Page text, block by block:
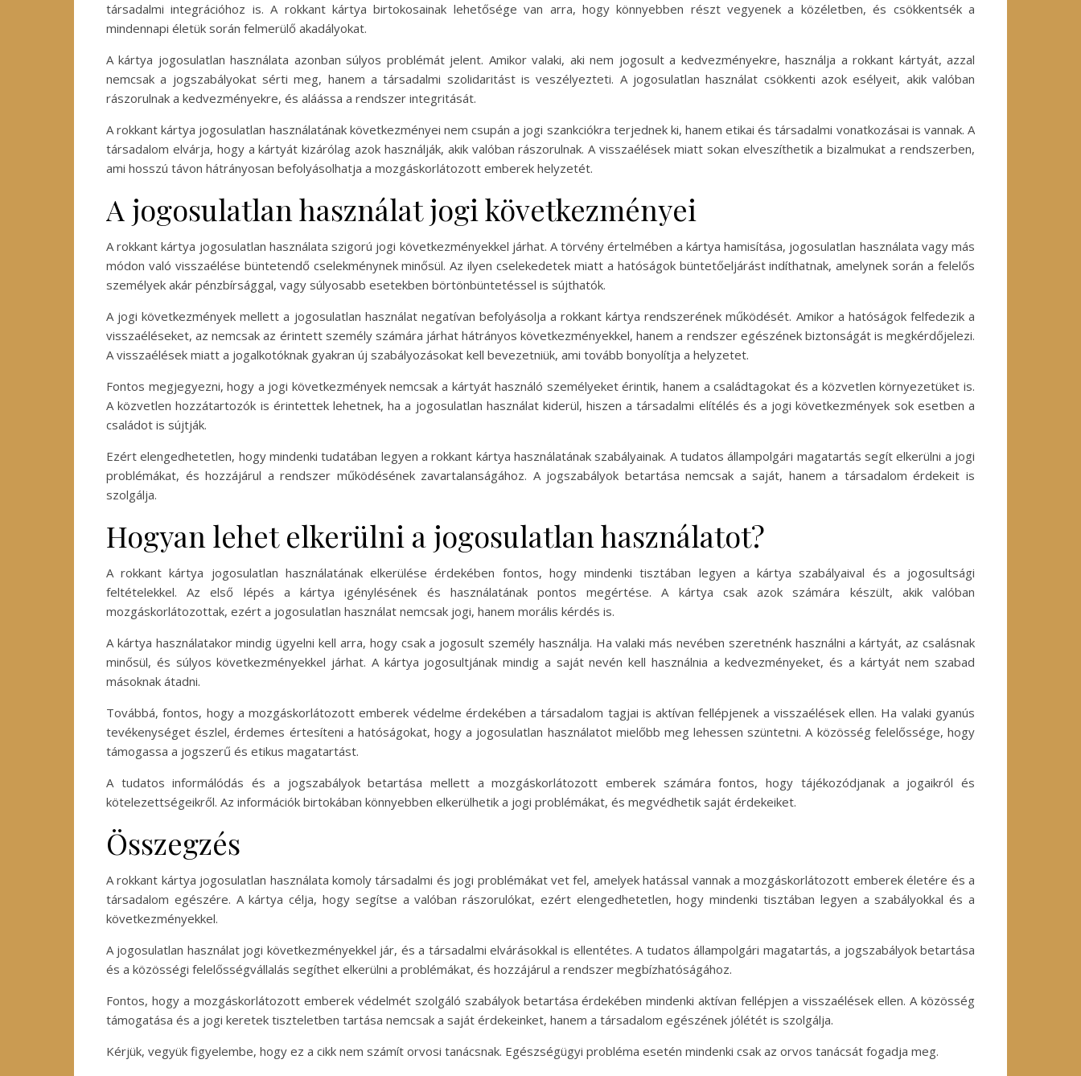
társadalmi integrációhoz is. A rokkant kártya birtokosainak lehetősége van arra, hogy könnyebben részt vegyenek a közéletben, és csökkentsék a
mindennapi életük során felmerülő akadályokat.
A kártya jogosulatlan használata azonban súlyos problémát jelent. Amikor valaki, aki nem jogosult a kedvezményekre, használja a rokkant kártyát, azzal
nemcsak a jogszabályokat sérti meg, hanem a társadalmi szolidaritást is veszélyezteti. A jogosulatlan használat csökkenti azok esélyeit, akik valóban
rászorulnak a kedvezményekre, és aláássa a rendszer integritását.
A rokkant kártya jogosulatlan használatának következményei nem csupán a jogi szankciókra terjednek ki, hanem etikai és társadalmi vonatkozásai is vannak. A
társadalom elvárja, hogy a kártyát kizárólag azok használják, akik valóban rászorulnak. A visszaélések miatt sokan elveszíthetik a bizalmukat a rendszerben,
ami hosszú távon hátrányosan befolyásolhatja a mozgáskorlátozott emberek helyzetét.
A jogosulatlan használat jogi következményei
A rokkant kártya jogosulatlan használata szigorú jogi következményekkel járhat. A törvény értelmében a kártya hamisítása, jogosulatlan használata vagy más
módon való visszaélése büntetendő cselekménynek minősül. Az ilyen cselekedetek miatt a hatóságok büntetőeljárást indíthatnak, amelynek során a felelős
személyek akár pénzbírsággal, vagy súlyosabb esetekben börtönbüntetéssel is sújthatók.
A jogi következmények mellett a jogosulatlan használat negatívan befolyásolja a rokkant kártya rendszerének működését. Amikor a hatóságok felfedezik a
visszaéléseket, az nemcsak az érintett személy számára járhat hátrányos következményekkel, hanem a rendszer egészének biztonságát is megkérdőjelezi.
A visszaélések miatt a jogalkotóknak gyakran új szabályozásokat kell bevezetniük, ami tovább bonyolítja a helyzetet.
Fontos megjegyezni, hogy a jogi következmények nemcsak a kártyát használó személyeket érintik, hanem a családtagokat és a közvetlen környezetüket is.
A közvetlen hozzátartozók is érintettek lehetnek, ha a jogosulatlan használat kiderül, hiszen a társadalmi elítélés és a jogi következmények sok esetben a
családot is sújtják.
Ezért elengedhetetlen, hogy mindenki tudatában legyen a rokkant kártya használatának szabályainak. A tudatos állampolgári magatartás segít elkerülni a jogi
problémákat, és hozzájárul a rendszer működésének zavartalanságához. A jogszabályok betartása nemcsak a saját, hanem a társadalom érdekeit is
szolgálja.
Hogyan lehet elkerülni a jogosulatlan használatot?
A rokkant kártya jogosulatlan használatának elkerülése érdekében fontos, hogy mindenki tisztában legyen a kártya szabályaival és a jogosultsági
feltételekkel. Az első lépés a kártya igénylésének és használatának pontos megértése. A kártya csak azok számára készült, akik valóban
mozgáskorlátozottak, ezért a jogosulatlan használat nemcsak jogi, hanem morális kérdés is.
A kártya használatakor mindig ügyelni kell arra, hogy csak a jogosult személy használja. Ha valaki más nevében szeretnénk használni a kártyát, az csalásnak
minősül, és súlyos következményekkel járhat. A kártya jogosultjának mindig a saját nevén kell használnia a kedvezményeket, és a kártyát nem szabad
másoknak átadni.
Továbbá, fontos, hogy a mozgáskorlátozott emberek védelme érdekében a társadalom tagjai is aktívan fellépjenek a visszaélések ellen. Ha valaki gyanús
tevékenységet észlel, érdemes értesíteni a hatóságokat, hogy a jogosulatlan használatot mielőbb meg lehessen szüntetni. A közösség felelőssége, hogy
támogassa a jogszerű és etikus magatartást.
A tudatos informálódás és a jogszabályok betartása mellett a mozgáskorlátozott emberek számára fontos, hogy tájékozódjanak a jogaikról és
kötelezettségeikről. Az információk birtokában könnyebben elkerülhetik a jogi problémákat, és megvédhetik saját érdekeiket.
Összegzés
A rokkant kártya jogosulatlan használata komoly társadalmi és jogi problémákat vet fel, amelyek hatással vannak a mozgáskorlátozott emberek életére és a
társadalom egészére. A kártya célja, hogy segítse a valóban rászorulókat, ezért elengedhetetlen, hogy mindenki tisztában legyen a szabályokkal és a
következményekkel.
A jogosulatlan használat jogi következményekkel jár, és a társadalmi elvárásokkal is ellentétes. A tudatos állampolgári magatartás, a jogszabályok betartása
és a közösségi felelősségvállalás segíthet elkerülni a problémákat, és hozzájárul a rendszer megbízhatóságához.
Fontos, hogy a mozgáskorlátozott emberek védelmét szolgáló szabályok betartása érdekében mindenki aktívan fellépjen a visszaélések ellen. A közösség
támogatása és a jogi keretek tiszteletben tartása nemcsak a saját érdekeinket, hanem a társadalom egészének jólétét is szolgálja.
Kérjük, vegyük figyelembe, hogy ez a cikk nem számít orvosi tanácsnak. Egészségügyi probléma esetén mindenki csak az orvos tanácsát fogadja meg.